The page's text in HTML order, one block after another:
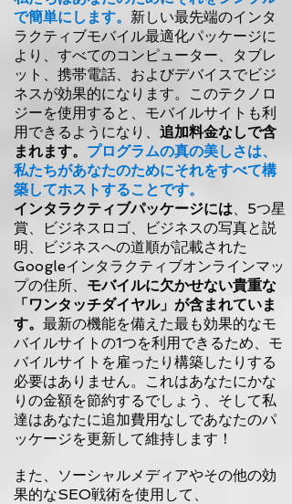
で簡単にします。 新しい最先端のインタ
ラクティブモバイル最適化パッケージに
より、すべてのコンピューター、タブレ
ット、携帯電話、およびデバイスでビジ
ネスが効果的になります。このテクノロ
ジーを使用すると、モバイルサイトも利
用できるようになり、 追加料金なしで含
まれます。 プログラムの真の美しさは、
私たちがあなたのためにそれをすべて構
築してホストすることです。
インタラクティブパッケージには、5つ星
賞、ビジネスロゴ、ビジネスの写真と説
明、ビジネスへの道順が記載された
Googleインタラクティブオンラインマッ
プの住所、 モバイルに欠かせない貴重な
「ワンタッチダイヤル」が含まれていま
す。 最新の機能を備えた最も効果的なモ
バイルサイトの1つを利用できるため、モ
バイルサイトを雇ったり構築したりする
必要はありません。これはあなたにかな
りの金額を節約するでしょう、そして私
達はあなたに追加費用なしであなたのパ
ッケージを更新して維持します！
また、ソーシャルメディアやその他の効
果的なSEO戦術を使用して、